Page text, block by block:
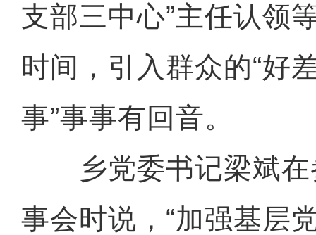
支部三中心”主任认领
时间，引入群众的“好
事”事事有回音。
乡党委书记梁斌在
事会时说，“加强基层